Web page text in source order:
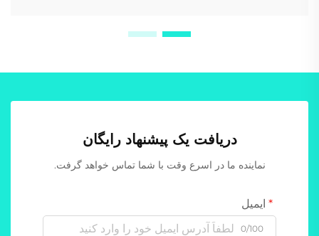
دریافت یک پیشنهاد رایگان
نماینده ما در اسرع وقت با شما تماس خواهد گرفت.
ایمیل
0/100